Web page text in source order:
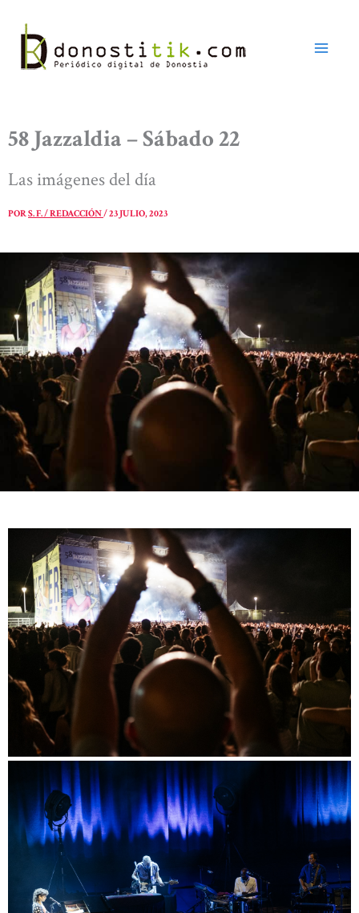
contenido
58 Jazzaldia – Sábado 22
Las imágenes del día
PORS. F. / REDACCIÓN/23 JULIO, 2023